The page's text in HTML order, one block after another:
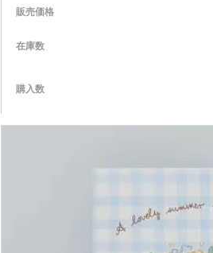
販売価格
在庫数
購入数